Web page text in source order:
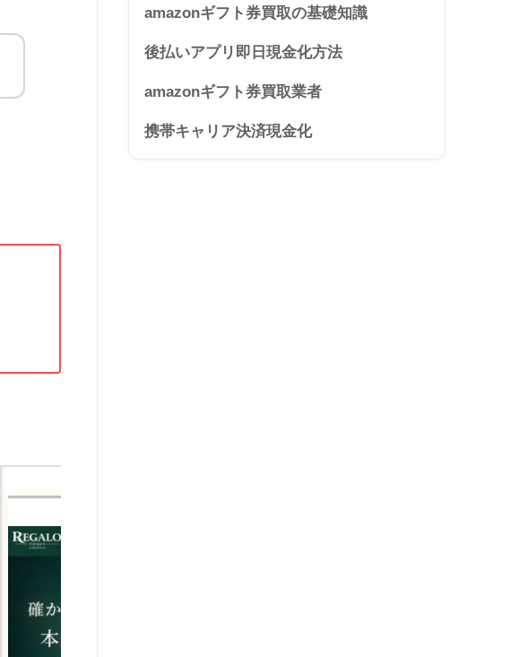
amazonギフト券買取の基礎知識
後払いアプリ即日現金化方法
amazonギフト券買取業者
携帯キャリア決済現金化